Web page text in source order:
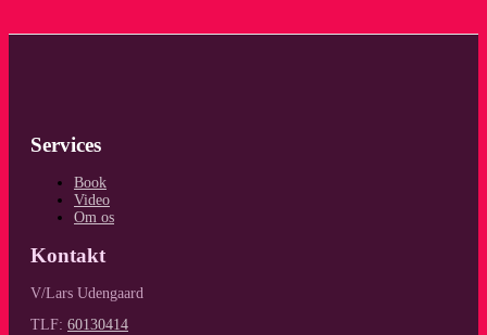
Services
Book
Video
Om os
Kontakt
V/Lars Udengaard
TLF: 60130414